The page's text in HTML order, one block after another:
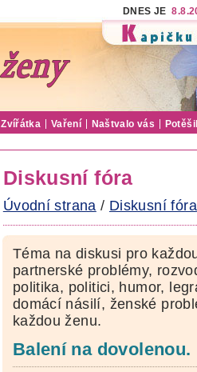
DNES JE
Zvířátka Vaření Naštvalo vás
Diskusní fóra
Úvodní strana / Diskusní fóra
Téma na diskusi pro
partnerské problémy,
politika, politici, humor,
domácí násilí, ženské
každou ženu.
Balení na